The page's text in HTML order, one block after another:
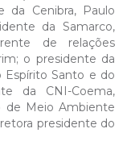
da Cenibra, Paulo
da Samarco,
de relações
o presidente da
Espírito Santo e do
da CNI-Coema,
de Meio Ambiente
presidente do